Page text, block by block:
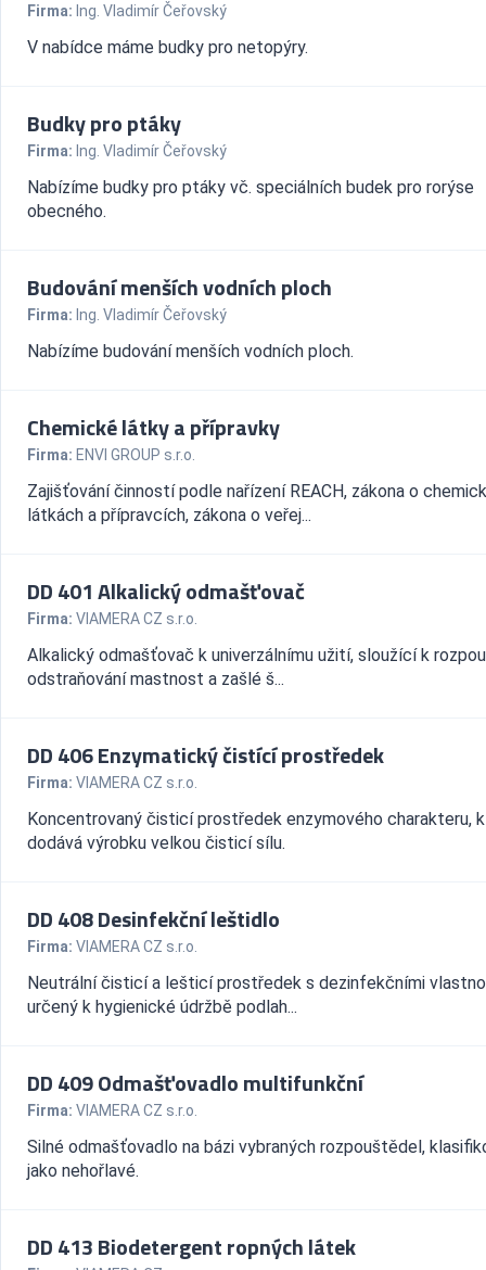
Firma: Ing. Vladimír Čeřovský
V nabídce máme budky pro netopýry.
Budky pro ptáky
Firma: Ing. Vladimír Čeřovský
Nabízíme budky pro ptáky vč. speciálních budek pro rorýse
obecného.
Budování menších vodních ploch
Firma: Ing. Vladimír Čeřovský
Nabízíme budování menších vodních ploch.
Chemické látky a přípravky
Firma: ENVI GROUP s.r.o.
Zajišťování činností podle nařízení REACH, zákona o
látkách a přípravcích, zákona o veřej...
DD 401 Alkalický odmašťovač
Firma: VIAMERA CZ s.r.o.
Alkalický odmašťovač k univerzálnímu užití, sloužící k
odstraňování mastnost a zašlé š...
DD 406 Enzymatický čistící prostředek
Firma: VIAMERA CZ s.r.o.
Koncentrovaný čisticí prostředek enzymového charakteru,
dodává výrobku velkou čisticí sílu.
DD 408 Desinfekční leštidlo
Firma: VIAMERA CZ s.r.o.
Neutrální čisticí a lešticí prostředek s dezinfekčními
určený k hygienické údržbě podlah...
DD 409 Odmašťovadlo multifunkční
Firma: VIAMERA CZ s.r.o.
Silné odmašťovadlo na bázi vybraných rozpouštědel,
jako nehořlavé.
DD 413 Biodetergent ropných látek